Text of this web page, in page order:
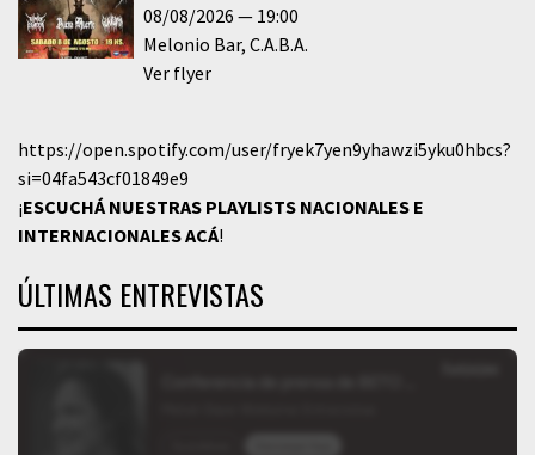
08/08/2026
19:00
Melonio Bar C.A.B.A.
Ver flyer
https://open.spotify.com/user/fryek7yen9yhawzi5yku0hbcs?
si=04fa543cf01849e9
¡ESCUCHÁ NUESTRAS PLAYLISTS NACIONALES E
INTERNACIONALESACÁ!
ÚLTIMAS ENTREVISTAS